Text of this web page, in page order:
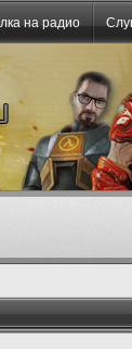
на радио